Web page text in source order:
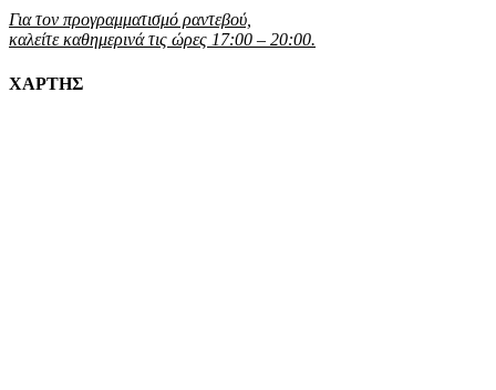
Για τον προγραμματισμό ραντεβού,
καλείτε καθημερινά τις ώρες 17:00 – 20:00.
ΧΑΡΤΗΣ